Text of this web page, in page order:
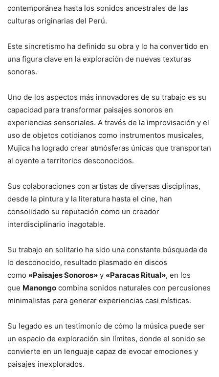
contemporánea hasta los sonidos ancestrales de las
culturas originarias del Perú.
Este sincretismo ha definido su obra y lo ha convertido en
una figura clave en la exploración de nuevas texturas
sonoras.
Uno de los aspectos más innovadores de su trabajo es su
capacidad para transformar paisajes sonoros en
experiencias sensoriales. A través de la improvisación y el
uso de objetos cotidianos como instrumentos musicales,
Mujica ha logrado crear atmósferas únicas que transportan
al oyente a territorios desconocidos.
Sus colaboraciones con artistas de diversas disciplinas,
desde la pintura y la literatura hasta el cine, han
consolidado su reputación como un creador
interdisciplinario inagotable.
Su trabajo en solitario ha sido una constante búsqueda de
lo desconocido, resultado plasmado en discos
como «Paisajes Sonoros» y «Paracas Ritual», en los
que Manongo combina sonidos naturales con percusiones
minimalistas para generar experiencias casi místicas.
Su legado es un testimonio de cómo la música puede ser
un espacio de exploración sin límites, donde el sonido se
convierte en un lenguaje capaz de evocar emociones y
paisajes inexplorados.